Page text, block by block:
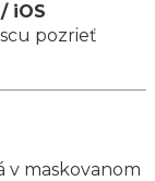
iOS
pozrieť
v maskovanom